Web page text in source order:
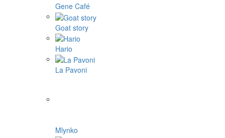
Gene Café
Goat story
Hario
La Pavoni
Mlynko